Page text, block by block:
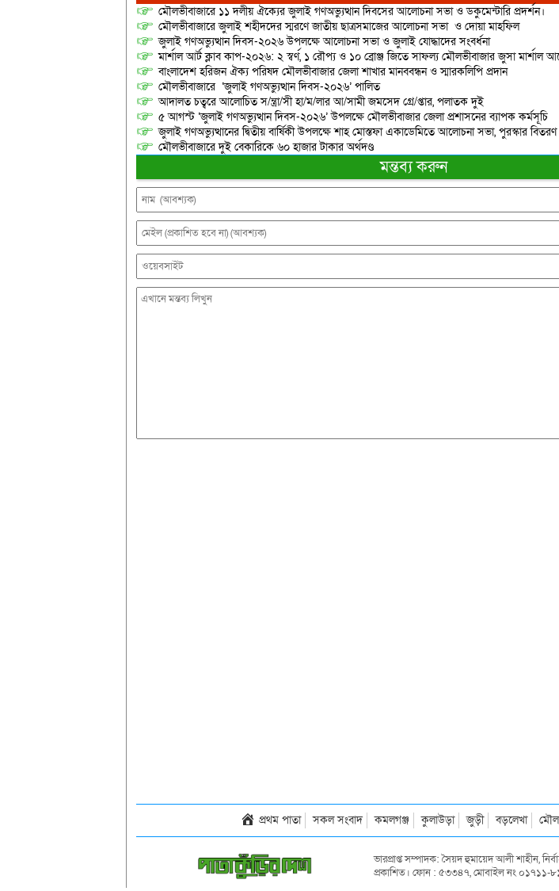
মৌলভীবাজারে ১১ দলীয় ঐক্যের জুলাই গণঅভ্যুত্থান দিবসের আলোচনা সভা ও ডকুমেন্টারি প্রদর্শন।
মৌলভীবাজারে জুলাই শহীদদের স্মরণে জাতীয় ছাত্রসমাজের আলোচনা সভা ও দোয়া মাহফিল
জুলাই গণঅভ্যুত্থান দিবস-২০২৬ উপলক্ষে আলোচনা সভা ও জুলাই যোদ্ধাদের সংবর্ধনা
মার্শাল আর্ট ক্লাব কাপ-২০২৬: ২ স্বর্ণ, ১ রৌপ্য ও ১০ ব্রোঞ্জ জিতে সাফল্য মৌলভীবাজার জুসা মার্শাল
বাংলাদেশ হরিজন ঐক্য পরিষদ মৌলভীবাজার জেলা শাখার মানববন্ধন ও স্মারকলিপি প্রদান
মৌলভীবাজারে ‘জুলাই গণঅভ্যুত্থান দিবস-২০২৬’ পালিত
আদালত চত্বরে আলোচিত স/ন্ত্রা/সী হা/ম/লার আ/সামী জমসেদ গ্রে/প্তার, পলাতক দুই
৫ আগস্ট ‘জুলাই গণঅভ্যুত্থান দিবস-২০২৬’ উপলক্ষে মৌলভীবাজার জেলা প্রশাসনের ব্যাপক কর্মসূচি
জুলাই গণঅভ্যুত্থানের দ্বিতীয় বার্ষিকী উপলক্ষে শাহ মোস্তফা একাডেমিতে আলোচনা সভা, পুরস্কার বিতরণ
মৌলভীবাজারে দুই বেকারিকে ৬০ হাজার টাকার অর্থদণ্ড
মন্তব্য করুন
প্রথম পাতা সকল সংবাদ কমলগঞ্জ কুলাউড়া জুড়ী বড়লেখা
ভারপ্রাপ্ত সম্পাদক: সৈয়দ হুমায়েদ আলী শাহীন,
প্রকাশিত। ফোন : ৫৩৩৪৭, মোবাইল নং